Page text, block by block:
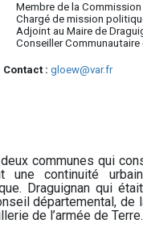
Membre de la
Chargé de mission
Adjoint au Maire de
Conseiller Communautaire
Contact : gloew@var.fr
communes qui
continuité
Draguignan qui
départemental, de
de l’armée de Terre.